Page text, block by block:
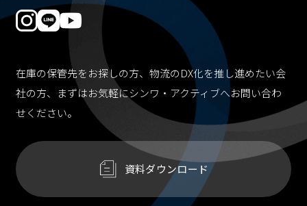
在庫の保管先をお探しの方、物流のDX化を推し進めたい会
社の方、
まずはお気軽にシンワ・アクティブへお問い合わ
せください。
資料ダウンロード